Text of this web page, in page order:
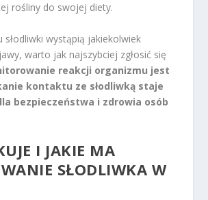
rośliny do swojej diety.
słodliwki wystąpią jakiekolwiek
warto jak najszybciej zgłosić się
reakcji organizmu jest
kontaktu ze słodliwką staje
bezpieczeństwa i zdrowia osób
I JAKIE MA
SŁODLIWKA W